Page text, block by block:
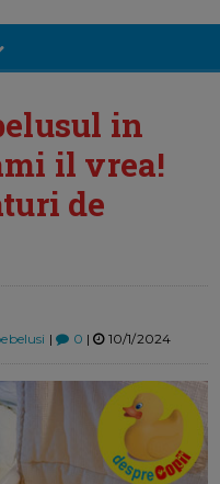
in
il vrea!
de
| 0 | 10/1/2024